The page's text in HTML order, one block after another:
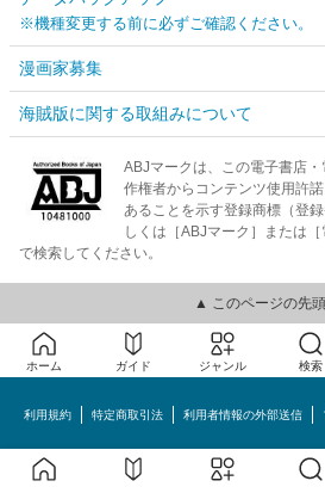
※機種変更する前に必ずご確認ください。
漫画家募集
海賊版に関する取組みについて
ABJマークは、この電子書店
作権者からコンテンツ使用許
あることを示す登録商標（登
しくは［ABJマーク］または［
で検索してください。
▲ このページの先
ホーム ガイド ジャンル 検索
利用規約 特定商取引法 利用者情報の外部送信
めちゃコミック